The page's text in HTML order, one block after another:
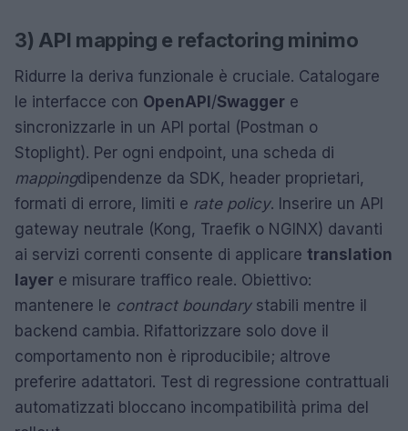
3) API mapping e refactoring minimo
Ridurre la deriva funzionale è cruciale. Catalogare
le interfacce con OpenAPI /Swagger e
sincronizzarle in un API portal (Postman o
Stoplight). Per ogni endpoint, una scheda di
mappingdipendenze da SDK, header proprietari,
formati di errore, limiti e rate policy. Inserire un API
gateway neutrale (Kong, Traefik o NGINX) davanti
ai servizi correnti consente di applicare translation
layer e misurare traffico reale. Obiettivo:
mantenere le contract boundarystabili mentre il
backend cambia. Rifattorizzare solo dove il
comportamento non è riproducibile; altrove
preferire adattatori. Test di regressione contrattuali
automatizzati bloccano incompatibilità prima del